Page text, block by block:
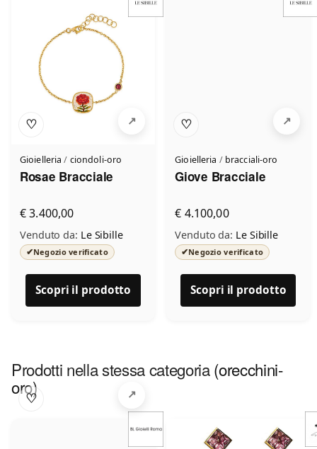
♡
Gioielleria / ciondoli-oro
Rosae Bracciale
€ 3.400,00
Venduto da: Le Sibille
✔Negozio verificato
Scopri il prodotto
♡
Gioielleria / bracciali-oro
Giove Bracciale
€ 4.100,00
Venduto da: Le Sibille
✔Negozio verificato
Scopri il prodotto
Prodotti nella stessa categoria(orecchini-
oro)
♡